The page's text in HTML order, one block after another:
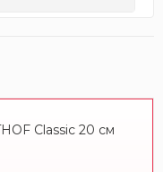
Classic 20 см